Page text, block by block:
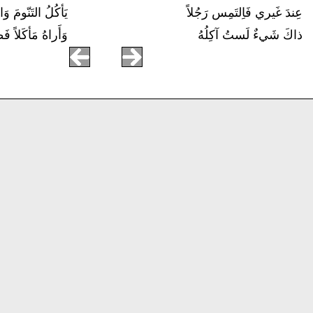
عِندَ غَيري فَاِلتَمِس رَجُلاً
يَأكُلُ التَنّومَ
ذاكَ شَيءٌ لَستُ آكِلُهُ
وَأَراهُ مَأكَلاً